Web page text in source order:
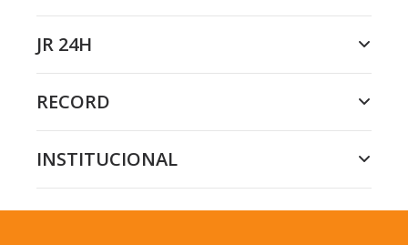
JR 24H
RECORD
INSTITUCIONAL